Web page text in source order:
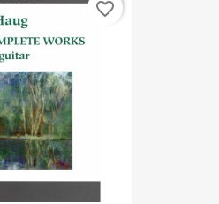
favorite_border